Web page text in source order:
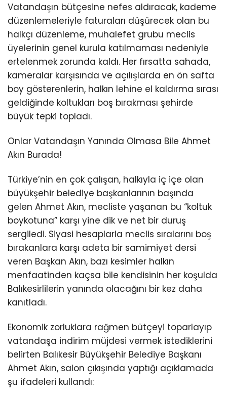
Vatandaşın bütçesine nefes aldıracak, kademe
düzenlemeleriyle faturaları düşürecek olan bu
halkçı düzenleme, muhalefet grubu meclis
üyelerinin genel kurula katılmaması nedeniyle
ertelenmek zorunda kaldı. Her fırsatta sahada,
kameralar karşısında ve açılışlarda en ön safta
boy gösterenlerin, halkın lehine el kaldırma sırası
geldiğinde koltukları boş bırakması şehirde
büyük tepki topladı.
Onlar Vatandaşın Yanında Olmasa Bile Ahmet
Akın Burada!
Türkiye’nin en çok çalışan, halkıyla iç içe olan
büyükşehir belediye başkanlarının başında
gelen Ahmet Akın, mecliste yaşanan bu “koltuk
boykotuna” karşı yine dik ve net bir duruş
sergiledi. Siyasi hesaplarla meclis sıralarını boş
bırakanlara karşı adeta bir samimiyet dersi
veren Başkan Akın, bazı kesimler halkın
menfaatinden kaçsa bile kendisinin her koşulda
Balıkesirlilerin yanında olacağını bir kez daha
kanıtladı.
Ekonomik zorluklara rağmen bütçeyi toparlayıp
vatandaşa indirim müjdesi vermek istediklerini
belirten Balıkesir Büyükşehir Belediye Başkanı
Ahmet Akın, salon çıkışında yaptığı açıklamada
şu ifadeleri kullandı: